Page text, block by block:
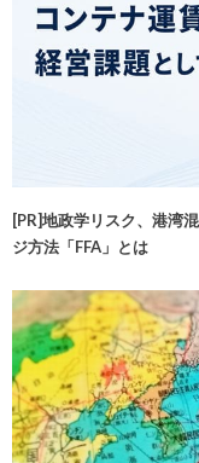
[PR]地政学リスク、港湾
ジ方法「FFA」とは